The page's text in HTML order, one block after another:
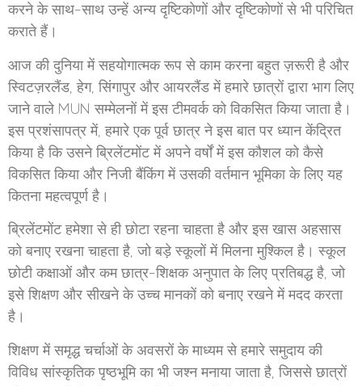
करने के साथ-साथ उन्हें अन्य दृष्टिकोणों और दृष्टिकोणों से भी परिचित
कराते हैं।
आज की दुनिया में सहयोगात्मक रूप से काम करना बहुत ज़रूरी है और
स्विटज़रलैंड, हेग, सिंगापुर और आयरलैंड में हमारे छात्रों द्वारा भाग लिए
जाने वाले MUN सम्मेलनों में इस टीमवर्क को विकसित किया जाता है।
इस प्रशंसापत्र में, हमारे एक पूर्व छात्र ने इस बात पर ध्यान केंद्रित
किया है कि उसने ब्रिलेंटमोंट में अपने वर्षों में इस कौशल को कैसे
विकसित किया और निजी बैंकिंग में उसकी वर्तमान भूमिका के लिए यह
कितना महत्वपूर्ण है।
ब्रिलेंटमोंट हमेशा से ही छोटा रहना चाहता है और इस खास अहसास
को बनाए रखना चाहता है, जो बड़े स्कूलों में मिलना मुश्किल है। स्कूल
छोटी कक्षाओं और कम छात्र-शिक्षक अनुपात के लिए प्रतिबद्ध है, जो
इसे शिक्षण और सीखने के उच्च मानकों को बनाए रखने में मदद करता
है।
शिक्षण में समृद्ध चर्चाओं के अवसरों के माध्यम से हमारे समुदाय की
विविध सांस्कृतिक पृष्ठभूमि का भी जश्न मनाया जाता है, जिससे छात्रों